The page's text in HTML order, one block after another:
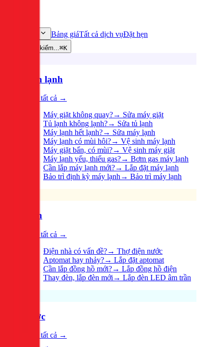
Bảng giáTất cả dịch vụĐặt hẹn
Tìm kiếm...⌘K
Điện lạnh
Xem tất cả →
Máy giặt không quay?→ Sửa máy giặt
Tủ lạnh không lạnh?→ Sửa tủ lạnh
Máy lạnh hết lạnh?→ Sửa máy lạnh
Máy lạnh có mùi hôi?→ Vệ sinh máy lạnh
Máy giặt bẩn, có mùi?→ Vệ sinh máy giặt
Máy lạnh yếu, thiếu gas?→ Bơm gas máy lạnh
Cần lắp máy lạnh mới?→ Lắp đặt máy lạnh
Bảo trì định kỳ máy lạnh→ Bảo trì máy lạnh
Điện
Xem tất cả →
Điện nhà có vấn đề?→ Thợ điện nước
Aptomat hay nhảy?→ Lắp đặt aptomat
Cần lắp đồng hồ mới?→ Lắp đồng hồ điện
Thay đèn, lắp đèn mới → Lắp đèn LED âm trần
Nước
Xem tất cả →